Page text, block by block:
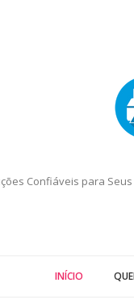
Confiáveis para
INÍCIO